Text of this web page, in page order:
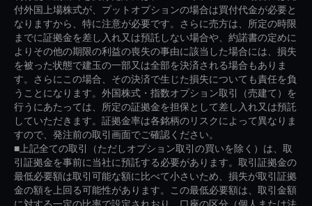
付外国上場株式が、プットオプションの場合は買付代金が必要と
なりますから、特に注意が必要です。さらに売方は、所定の時限
までに証拠金を差し入れ又は預託しない場合や、約諾書の定めに
よりその他の期限の利益の喪失の事由に該当した場合には、損失
を被った状態で建玉の一部又は全部を決済される場合もありま
す。さらにこの場合、その決済で生じた損失についても責任を負
うことになります。外国株式・指数オプション取引（売建て）を
行うにあたっては、所定の証拠金を担保として差し入れ又は預託
していただきます。証拠金率は各銘柄のリスクによって異なりま
すので、発注前の取引画面でご確認ください。
■上記全ての取引（ただしオプション取引の買いを除く）は、取
引証拠金を事前に当社に預託する必要があります。取引証拠金の
最低必要額は取引可能な額に比べて小さいため、損失が取引証拠
金の額を上回る可能性があります。この最低必要額は、取引金額